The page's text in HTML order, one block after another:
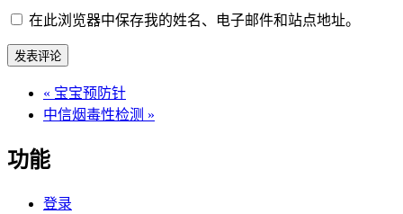
在此浏览器中保存我的姓名、电子邮件和站点地址。
« 宝宝预防针
中信烟毒性检测 »
功能
登录